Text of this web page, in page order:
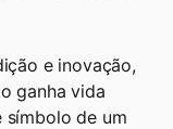
e inovação,
ganha vida
de um